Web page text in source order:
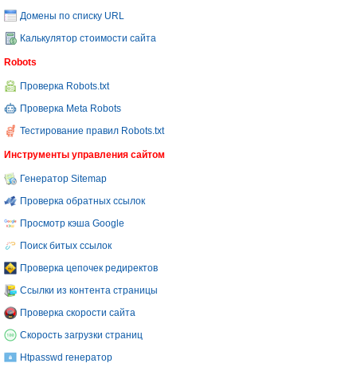
Домены по списку URL
Калькулятор стоимости сайта
Robots
Проверка Robots.txt
Проверка Meta Robots
Тестирование правил Robots.txt
Инструменты управления сайтом
Генератор Sitemap
Проверка обратных ссылок
Просмотр кэша Google
Поиск битых ссылок
Проверка цепочек редиректов
Ссылки из контента страницы
Проверка скорости сайта
Скорость загрузки страниц
Htpasswd генератор